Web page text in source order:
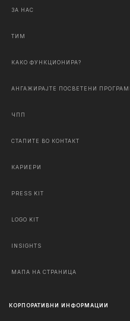
ЗА НАС
ТИМ
КАКО ФУНКЦИОНИРА?
АНГАЖИРАЈТЕ ПОСВЕТЕНИ
ЧПП
СТАПИТЕ ВО КОНТАКТ
КАРИЕРИ
PRESS KIT
LOGO KIT
INSIGHTS
МАПА НА СТРАНИЦА
КОРПОРАТИВНИ ИНФОРМАЦИИ